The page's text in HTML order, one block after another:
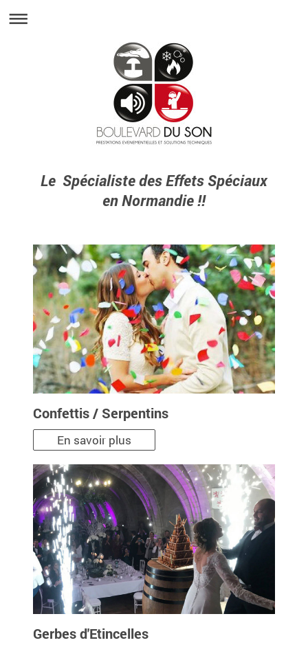
Le Spécialiste des Effets Spéciaux
en Normandie !!
Confettis / Serpentins
En savoir plus
Gerbes d'Etincelles